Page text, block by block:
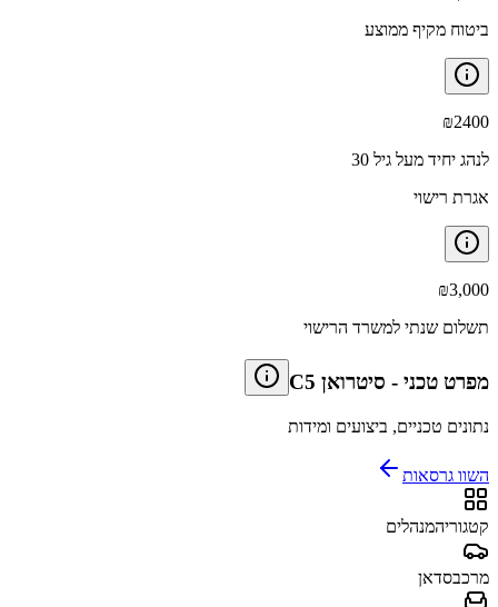
ביטוח מקיף ממוצע
₪2400
לנהג יחיד מעל גיל 30
אגרת רישוי
₪3,000
תשלום שנתי למשרד הרישוי
מפרט טכני - סיטרואן C5
נתונים טכניים, ביצועים ומידות
השוו גרסאות
קטגוריהמנהלים
מרכבסדאן